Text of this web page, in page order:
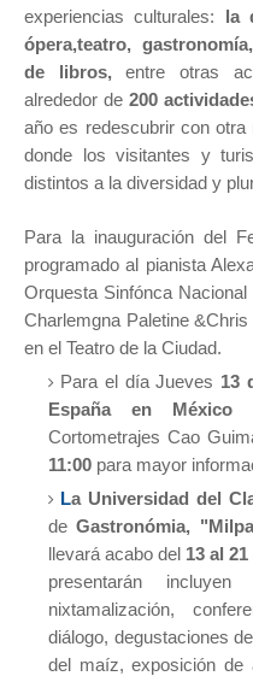
experiencias culturales: la
ópera,teatro,
de libros,entre otras
alrededor de 200
año es redescubrir con
donde los visitantes y
distintos a la diversidad y
Para la inauguración del
programado al pianista
Orquesta Sinfónca
Charlemgna Paletine
en el Teatro de la Ciudad.
Para el día Jueves 13
España en México
Cortometrajes Cao
11:00 para mayor
La Universidad del
de Gastronómia,
llevará acabo del 13 al
presentarán
nixtamalización,
diálogo, degustaciones
del maíz, exposición de